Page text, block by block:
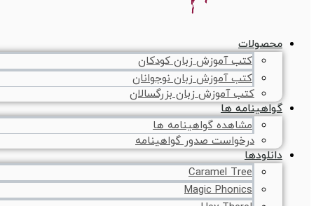
محصولات
کتب آموزش زبان کودکان
کتب آموزش زبان نوجوانان
کتب آموزش زبان بزرگسالان
گواهینامه ها
مشاهده گواهینامه ها
درخواست صدور گواهینامه
دانلودها
Caramel Tree
Magic Phonics